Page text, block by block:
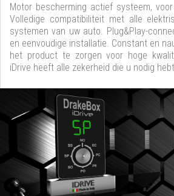
Motor bescherming actief systeem, voor
Volledige compatibiliteit met alle
systemen van uw auto. Plug&Play-
en eenvoudige installatie. Constant en
het product te zorgen voor hoge
iDrive heeft alle zekerheid die u nodig hebt.